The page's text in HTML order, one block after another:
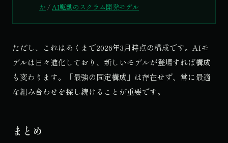
か /AI駆動のスクラム開発モデル
ただし、これはあくまで2026年3月時点の構成です。AIモ
デルは日々進化しており、新しいモデルが登場すれば構成
も変わります。「最強の固定構成」は存在せず、常に最適
な組み合わせを探し続けることが重要です。
まとめ